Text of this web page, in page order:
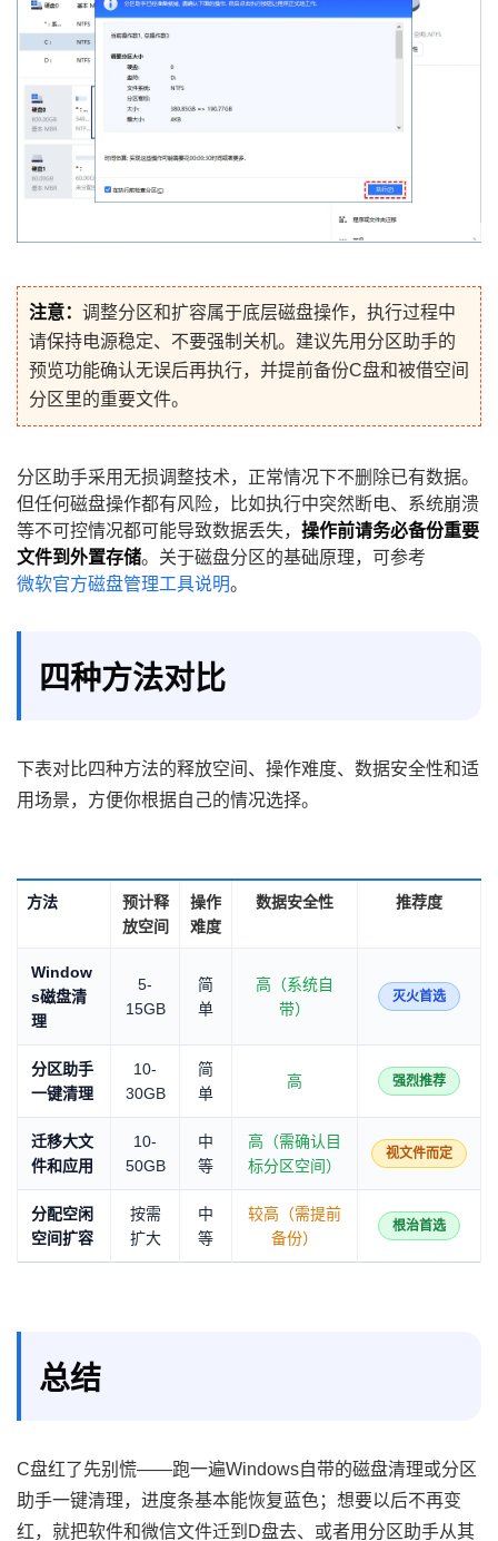
注意： 调整分区和扩容属于底层磁盘操作，执行过程中
请保持电源稳定、不要强制关机。建议先用分区助手的
预览功能确认无误后再执行，并提前备份C盘和被借空间
分区里的重要文件。
分区助手采用无损调整技术，正常情况下不删除已有数据。
但任何磁盘操作都有风险，比如执行中突然断电、系统崩溃
等不可控情况都可能导致数据丢失， 操作前请务必备份重要
文件到外置存储。关于磁盘分区的基础原理，可参考
微软官方磁盘管理工具说明。
四种方法对比
下表对比四种方法的释放空间、操作难度、数据安全性和适
用场景，方便你根据自己的情况选择。
方法
预计释
放空间
操作
难度
数据安全性 推荐度
Window
s磁盘清
理
5-
15GB
简
单
高（系统自
带）
灭火首选
分区助手
一键清理
10-
30GB
简
单
高 强烈推荐
迁移大文
件和应用
10-
50GB
中
等
高（需确认目
标分区空间）
视文件而定
分配空闲
空间扩容
按需
扩大
中
等
较高（需提前
备份）
根治首选
总结
C盘红了先别慌——跑一遍Windows自带的磁盘清理或分区
助手一键清理，进度条基本能恢复蓝色；想要以后不再变
红，就把软件和微信文件迁到D盘去、或者用分区助手从其